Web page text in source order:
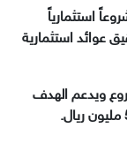
استثمارياً
عوائد استثمارية
ويدعم الهدف